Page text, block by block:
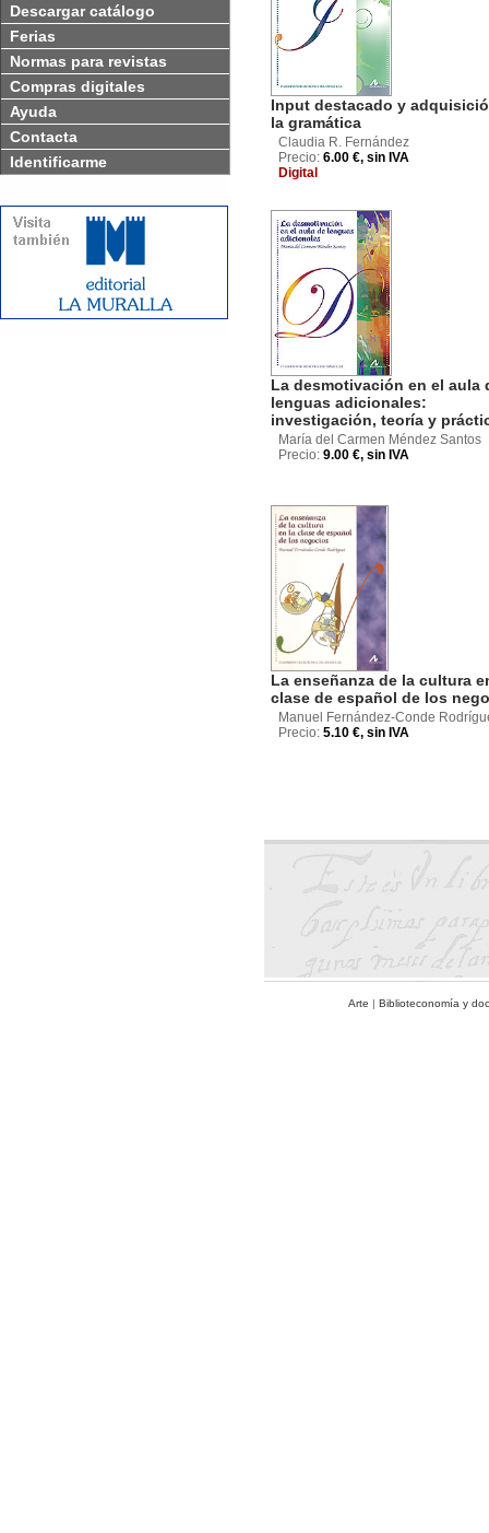
Descargar catálogo
Ferias
Normas para revistas
Compras digitales
Ayuda
Contacta
Identificarme
Input destacado y
la gramática
Claudia R. Fernández
Precio: 6.00 €, sin IVA
Digital
La desmotivación en el aula
lenguas adicionales:
investigación, teoría y
María del Carmen Méndez Santos
Precio: 9.00 €, sin IVA
La enseñanza de la cultura
clase de español de los
Manuel Fernández-Conde
Precio: 5.10 €, sin IVA
Arte | Biblioteconomía y